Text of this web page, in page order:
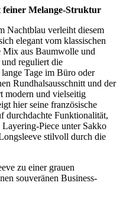
feiner Melange-Struktur
Nachtblau verleiht diesem
elegant vom klassischen
Mix aus Baumwolle und
reguliert die
Tage im Büro oder
Rundhalsausschnitt und der
modern und vielseitig
hier seine französische
durchdachte Funktionalität,
Piece unter Sakko
stilvoll durch die
zu einer grauen
souveränen Business-